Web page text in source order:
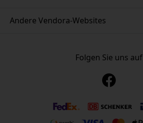
Andere Vendora-Websites
www.myfirst.se
Folgen Sie uns auf